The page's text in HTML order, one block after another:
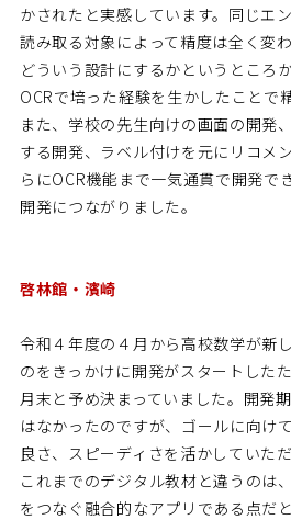
かされたと実感しています。同じエ
読み取る対象によって精度は全く変
どういう設計にするかというところ
OCRで培った経験を生かしたことで
また、学校の先生向けの画面の開発
する開発、ラベル付けを元にリコメ
らにOCR機能まで一気通貫で開発で
開発につながりました。
啓林館・濱崎
令和４年度の４月から高校数学が新
のをきっかけに開発がスタートした
月末と予め決まっていました。開発
はなかったのですが、ゴールに向け
良さ、スピーディさを活かしていた
これまでのデジタル教材と違うのは
をつなぐ融合的なアプリである点だ